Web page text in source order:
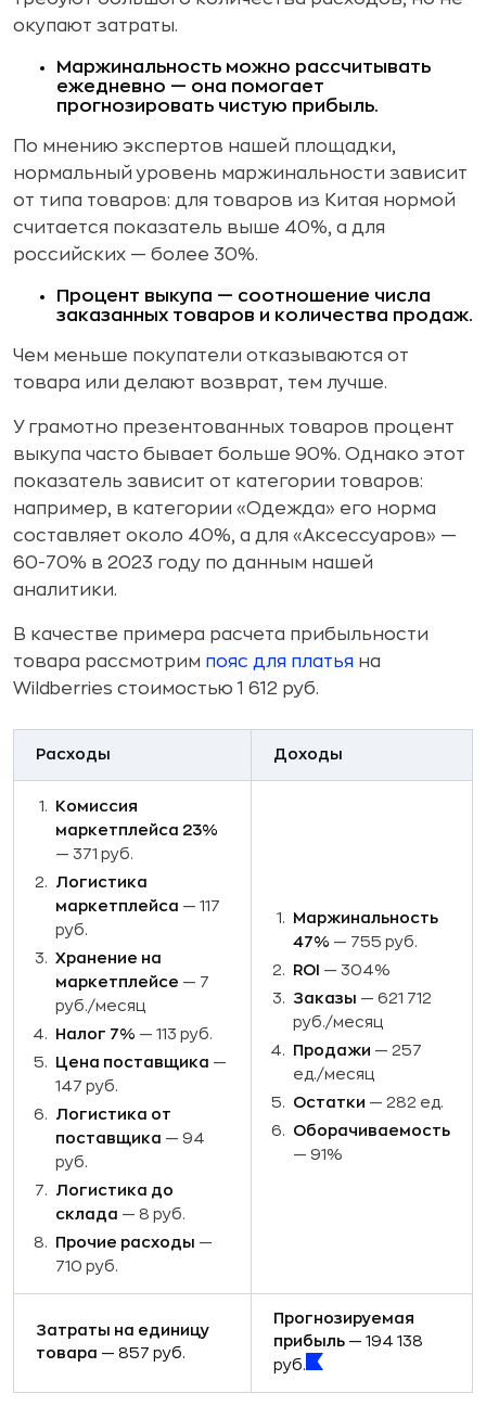
окупают затраты.
Маржинальность можно рассчитывать
ежедневно — она помогает
прогнозировать чистую прибыль.
По мнению экспертов нашей площадки,
нормальный уровень маржинальности зависит
от типа товаров: для товаров из Китая нормой
считается показатель выше 40%, а для
российских — более 30%.
Процент выкупа — соотношение числа
заказанных товаров и количества продаж.
Чем меньше покупатели отказываются от
товара или делают возврат, тем лучше.
У грамотно презентованных товаров процент
выкупа часто бывает больше 90%. Однако этот
показатель зависит от категории товаров:
например, в категории «Одежда» его норма
составляет около 40%, а для «Аксессуаров» —
60-70% в 2023 году по данным нашей
аналитики.
В качестве примера расчета прибыльности
товара рассмотрим пояс для платья на
Wildberries стоимостью 1 612 руб.
Расходы Доходы
Комиссия
маркетплейса 23%
— 371 руб.
Логистика
маркетплейса — 117
руб.
Хранение на
маркетплейсе — 7
руб./месяц
Налог 7% — 113 руб.
Цена поставщика —
147 руб.
Логистика от
поставщика — 94
руб.
Логистика до
склада — 8 руб.
Прочие расходы —
710 руб.
Маржинальность
47% — 755 руб.
ROI — 304%
Заказы — 621 712
руб./месяц
Продажи — 257
ед./месяц
Остатки — 282 ед.
Оборачиваемость
— 91%
Затраты на единицу
товара — 857 руб.
Прогнозируемая
прибыль — 194 138
руб.